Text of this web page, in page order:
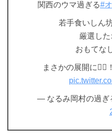
関西のウマ過ぎる#
若手食いしん
厳選し
おもてな
まさかの展開に😵‍💫
— なるみ岡村の過ぎ